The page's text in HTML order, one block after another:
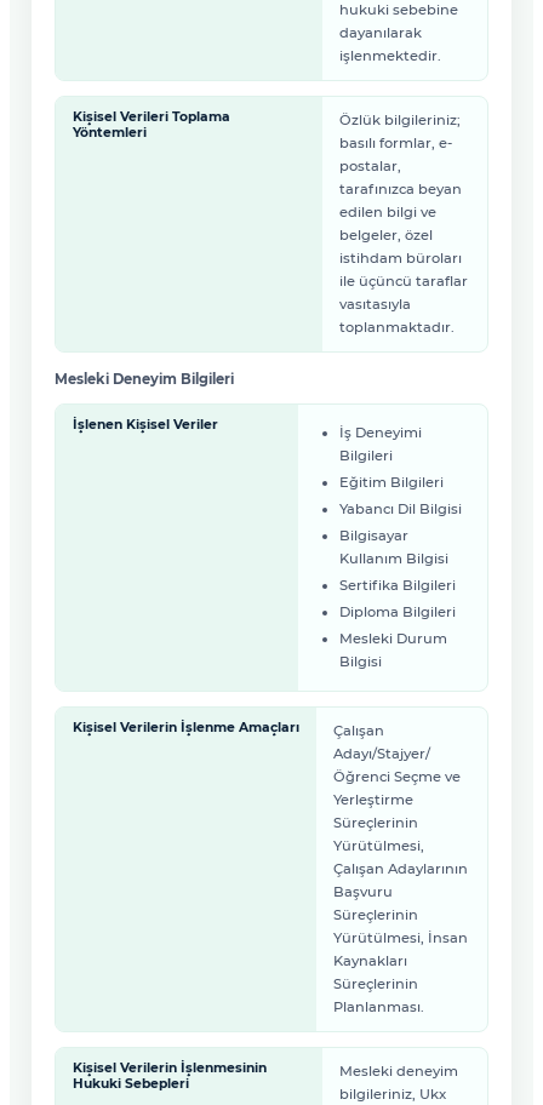
hukuki sebebine
dayanılarak
işlenmektedir.
Kişisel Verileri Toplama
Yöntemleri
Özlük bilgileriniz;
basılı formlar, e-
postalar,
tarafınızca beyan
edilen bilgi ve
belgeler, özel
istihdam büroları
ile üçüncü taraflar
vasıtasıyla
toplanmaktadır.
Mesleki Deneyim Bilgileri
İşlenen Kişisel Veriler
İş Deneyimi
Bilgileri
Eğitim Bilgileri
Yabancı Dil Bilgisi
Bilgisayar
Kullanım Bilgisi
Sertifika Bilgileri
Diploma Bilgileri
Mesleki Durum
Bilgisi
Kişisel Verilerin İşlenme Amaçları
Çalışan
Adayı/Stajyer/
Öğrenci Seçme ve
Yerleştirme
Süreçlerinin
Yürütülmesi,
Çalışan Adaylarının
Başvuru
Süreçlerinin
Yürütülmesi, İnsan
Kaynakları
Süreçlerinin
Planlanması.
Kişisel Verilerin İşlenmesinin
Hukuki Sebepleri
Mesleki deneyim
bilgileriniz, Ukx